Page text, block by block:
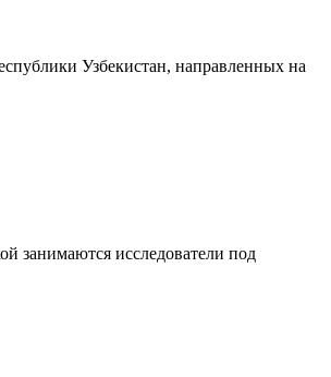
Узбекистан, направленных на
занимаются исследователи под